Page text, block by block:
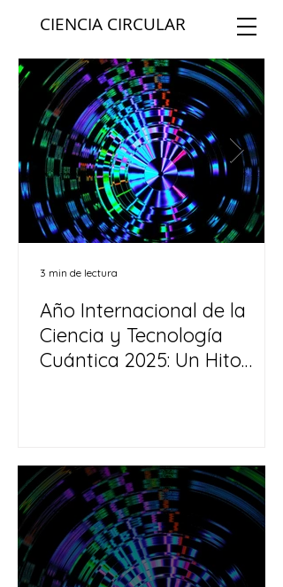
CIENCIA CIRCULAR
Año Internacional de la
Ciencia y Tecnología
Cuántica 2025: Un Hito
3 min de lectura